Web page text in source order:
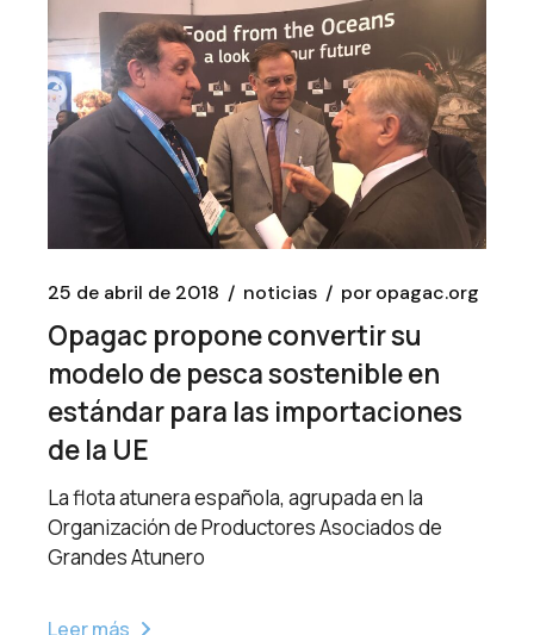
25 de abril de 2018 noticias poropagac.org
Opagac propone convertir su
modelo de pesca sostenible en
estándar para las importaciones
de la UE
La flota atunera española, agrupada en la
Organización de Productores Asociados de
Grandes Atunero
Leer más